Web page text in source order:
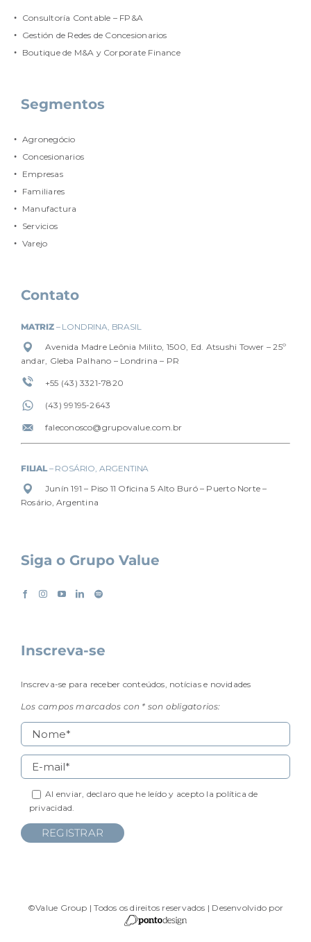
Consultoría Contable – FP&A
Gestión de Redes de Concesionarios
Boutique de M&A y Corporate Finance
Segmentos
Agronegócio
Concesionarios
Empresas
Familiares
Manufactura
Servicios
Varejo
Contato
MATRIZ– LONDRINA, BRASIL
Avenida Madre Leônia Milito, 1500, Ed. Atsushi Tower – 25º
andar, Gleba Palhano – Londrina – PR
+55 (43) 3321-7820
(43) 99195-2643
faleconosco@grupovalue.com.br
FILIAL– ROSÁRIO, ARGENTINA
Junín 191 – Piso 11 Oficina 5 Alto Buró – Puerto Norte –
Rosário, Argentina
Siga o Grupo Value
Inscreva-se
Inscreva-se para receber conteúdos, notícias e novidades
Los campos marcados con * son obligatorios:
Al enviar, declaro que he leído y acepto la política de
privacidad.
©Value Group | Todos os direitos reservados | Desenvolvido por